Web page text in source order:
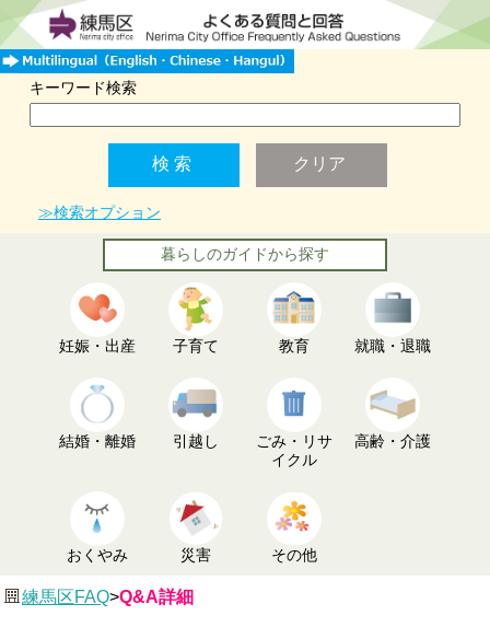
キーワード検索
≫検索オプション
暮らしのガイドから探す
妊娠・出産 子育て 教育 就職・退職
結婚・離婚 引越し
ごみ・リサ
イクル
高齢・介護
おくやみ 災害 その他
練馬区FAQ>Q&A詳細